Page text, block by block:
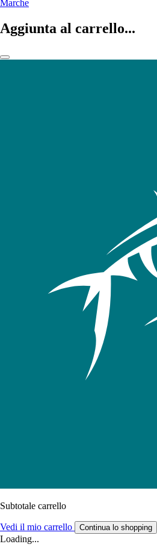
Marche
Aggiunta al carrello...
Subtotale carrello
Vedi il mio carrello Continua lo shopping
Loading...